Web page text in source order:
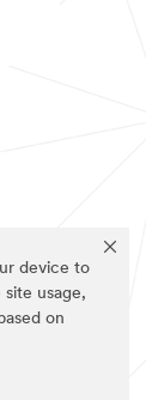
device to
usage,
on